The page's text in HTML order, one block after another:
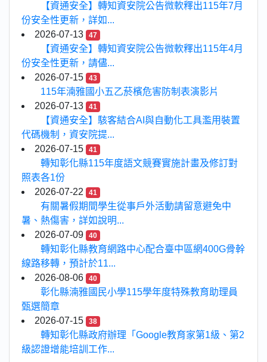
【資通安全】轉知資安院公告微軟釋出115年7月
份安全性更新，詳如...
2026-07-13
47
【資通安全】轉知資安院公告微軟釋出115年4月
份安全性更新，請儘...
2026-07-15
43
115年湳雅國小五乙菸檳危害防制表演影片
2026-07-13
41
【資通安全】駭客結合AI與自動化工具濫用裝置
代碼機制，資安院提...
2026-07-15
41
轉知彰化縣115年度語文競賽實施計畫及修訂對
照表各1份
2026-07-22
41
有關暑假期間學生從事戶外活動請留意避免中
暑、熱傷害，詳如說明...
2026-07-09
40
轉知彰化縣教育網路中心配合臺中區網400G骨幹
線路移轉，預計於11...
2026-08-06
40
彰化縣湳雅國民小學115學年度特殊教育助理員
甄選簡章
2026-07-15
38
轉知彰化縣政府辦理「Google教育家第1級、第2
級認證增能培訓工作...